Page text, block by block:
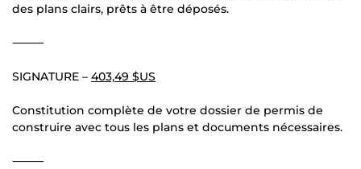
des plans clairs, prêts à être déposés.
⸻
SIGNATURE – 403,49 $US
Constitution complète de votre dossier de permis de
construire avec tous les plans et documents nécessaires.
⸻